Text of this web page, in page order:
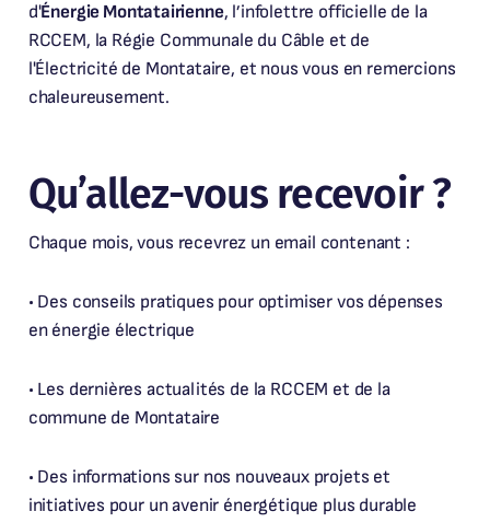
d'Énergie Montatairienne, l’infolettre officielle de la
RCCEM, la Régie Communale du Câble et de
l'Électricité de Montataire, et nous vous en remercions
chaleureusement.
Qu’allez-vous recevoir ?
Chaque mois, vous recevrez un email contenant :
• Des conseils pratiques pour optimiser vos dépenses
en énergie électrique
• Les dernières actualités de la RCCEM et de la
commune de Montataire
• Des informations sur nos nouveaux projets et
initiatives pour un avenir énergétique plus durable